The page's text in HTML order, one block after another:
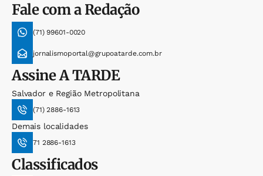
Fale com a Redação
(71) 99601-0020
jornalismoportal@grupoatarde.com.br
AssineA TARDE
Salvador e Região Metropolitana
(71) 2886-1613
Demais localidades
71 2886-1613
Classificados